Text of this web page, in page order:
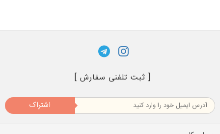
[ ثبت تلفنی سفارش ]
اشتراک